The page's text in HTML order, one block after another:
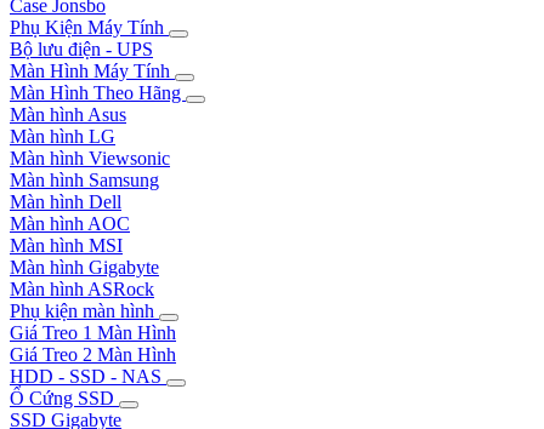
Case Jonsbo
Phụ Kiện Máy Tính
Bộ lưu điện - UPS
Màn Hình Máy Tính
Màn Hình Theo Hãng
Màn hình Asus
Màn hình LG
Màn hình Viewsonic
Màn hình Samsung
Màn hình Dell
Màn hình AOC
Màn hình MSI
Màn hình Gigabyte
Màn hình ASRock
Phụ kiện màn hình
Giá Treo 1 Màn Hình
Giá Treo 2 Màn Hình
HDD - SSD - NAS
Ổ Cứng SSD
SSD Gigabyte